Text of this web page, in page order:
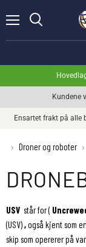
Kundene
Ensartet frakt på alle
› Droner og roboter ›
USV står for (
(USV),også kjent som
skip som opererer på